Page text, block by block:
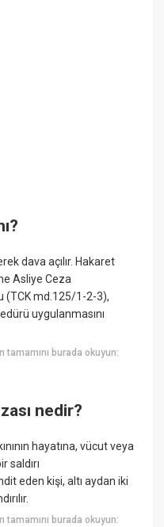
dava açılır. Hakaret
Asliye Ceza
(TCK md.125/1-2-3),
uygulanmasını
tamamını burada okuyun:
nedir?
hayatına, vücut veya
saldırı
eden kişi, altı aydan iki
tamamını burada okuyun: